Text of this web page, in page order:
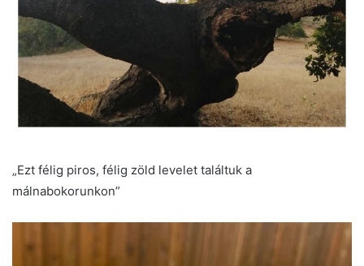
„Ezt félig piros, félig zöld levelet találtuk a
málnabokorunkon”